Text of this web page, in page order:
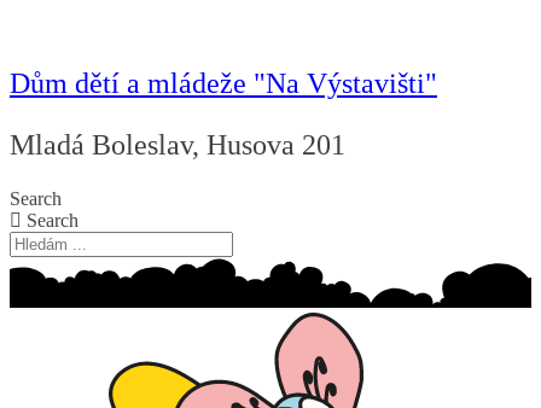
Dům dětí a mládeže "Na Výstavišti"
Mladá Boleslav, Husova 201
Search
Search